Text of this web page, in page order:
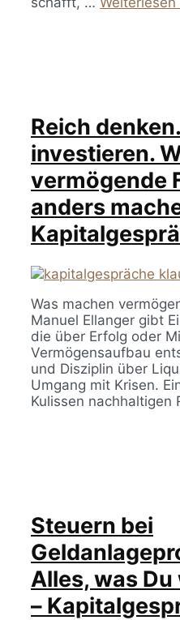
Reich
investieren.
vermögende
anders
Was machen
Manuel Ellanger gibt
die über Erfolg oder
Vermögensaufbau
und Disziplin über
Umgang mit Krisen.
Kulissen nachhaltigen
Steuern bei
Alles, was
–